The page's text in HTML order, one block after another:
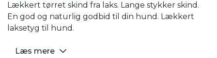
Lækkert tørret skind fra laks. Lange stykker skind.
En god og naturlig godbid til din hund. Lækkert
laksetyg til hund.
Læs mere